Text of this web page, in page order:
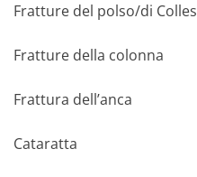
Fratture del polso/di Colles
Fratture della colonna
Frattura dell’anca
Cataratta